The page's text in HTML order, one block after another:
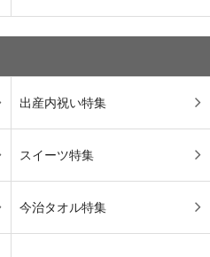
出産内祝い特集
スイーツ特集
今治タオル特集